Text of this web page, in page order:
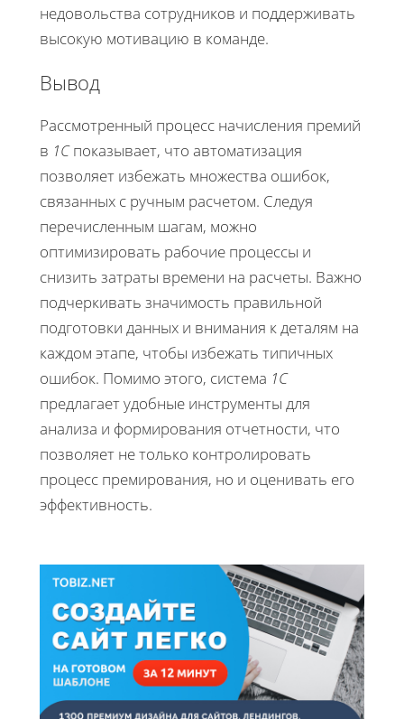
недовольства сотрудников и поддерживать
высокую мотивацию в команде.
Вывод
Рассмотренный процесс начисления премий
в 1Споказывает, что автоматизация
позволяет избежать множества ошибок,
связанных с ручным расчетом. Следуя
перечисленным шагам, можно
оптимизировать рабочие процессы и
снизить затраты времени на расчеты. Важно
подчеркивать значимость правильной
подготовки данных и внимания к деталям на
каждом этапе, чтобы избежать типичных
ошибок. Помимо этого, система 1С
предлагает удобные инструменты для
анализа и формирования отчетности, что
позволяет не только контролировать
процесс премирования, но и оценивать его
эффективность.